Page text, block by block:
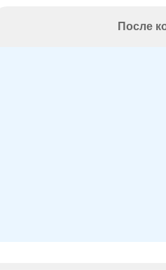
После